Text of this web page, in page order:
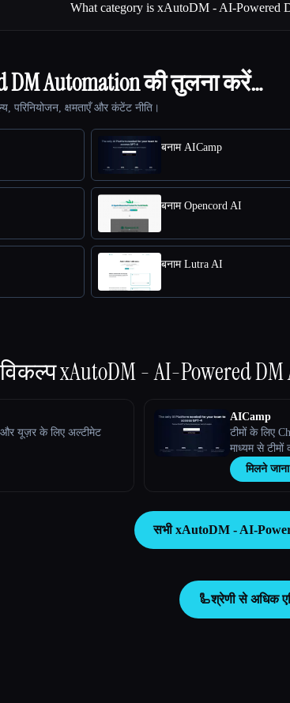
What category is xAutoDM - AI-Powered
DM Automation की तुलना करें…
क्षमताएँ और कंटेंट नीति।
बनाम AICamp
बनाम Opencord AI
बनाम Lutra AI
xAutoDM - AI-Powered
और यूज़र के लिए अल्टीमेट
AICamp
टीमों के लिए
माध्यम से
कस्टम बड़े
करता है।
मिलने जाना
सभी xAutoDM - AI-
🦾श्रेणी से अधिक